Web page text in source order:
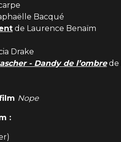
Bacqué
de Laurence Benaïm
Drake
- Dandy de l’ombrede
Nope
: